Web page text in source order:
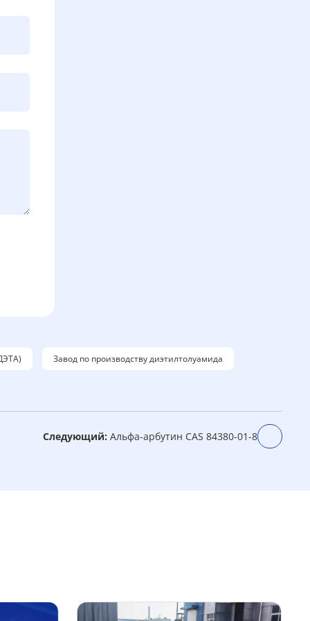
Завод по производству диэтилтолуамида
Следующий:Альфа-арбутин CAS 84380-01-8